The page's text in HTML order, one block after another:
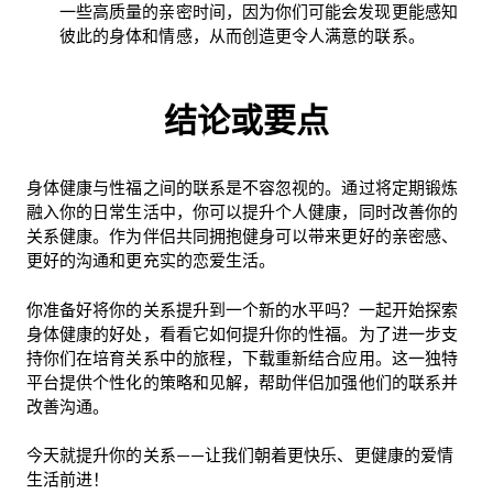
一些高质量的亲密时间，因为你们可能会发现更能感知
彼此的身体和情感，从而创造更令人满意的联系。
结论或要点
身体健康与性福之间的联系是不容忽视的。通过将定期锻炼
融入你的日常生活中，你可以提升个人健康，同时改善你的
关系健康。作为伴侣共同拥抱健身可以带来更好的亲密感、
更好的沟通和更充实的恋爱生活。
你准备好将你的关系提升到一个新的水平吗？一起开始探索
身体健康的好处，看看它如何提升你的性福。为了进一步支
持你们在培育关系中的旅程，下载重新结合应用。这一独特
平台提供个性化的策略和见解，帮助伴侣加强他们的联系并
改善沟通。
今天就提升你的关系——让我们朝着更快乐、更健康的爱情
生活前进！